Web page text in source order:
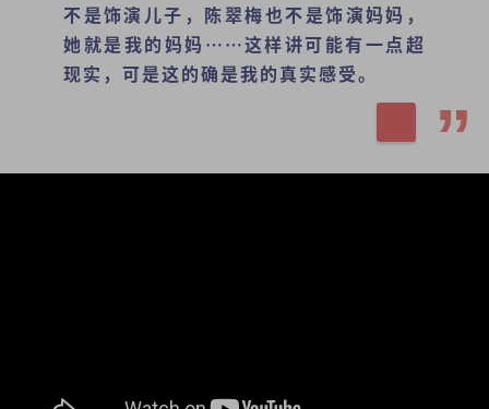
不是饰演儿子，陈翠梅也不是饰演妈妈，
她就是我的妈妈……这样讲可能有一点超
现实，可是这的确是我的真实感受。